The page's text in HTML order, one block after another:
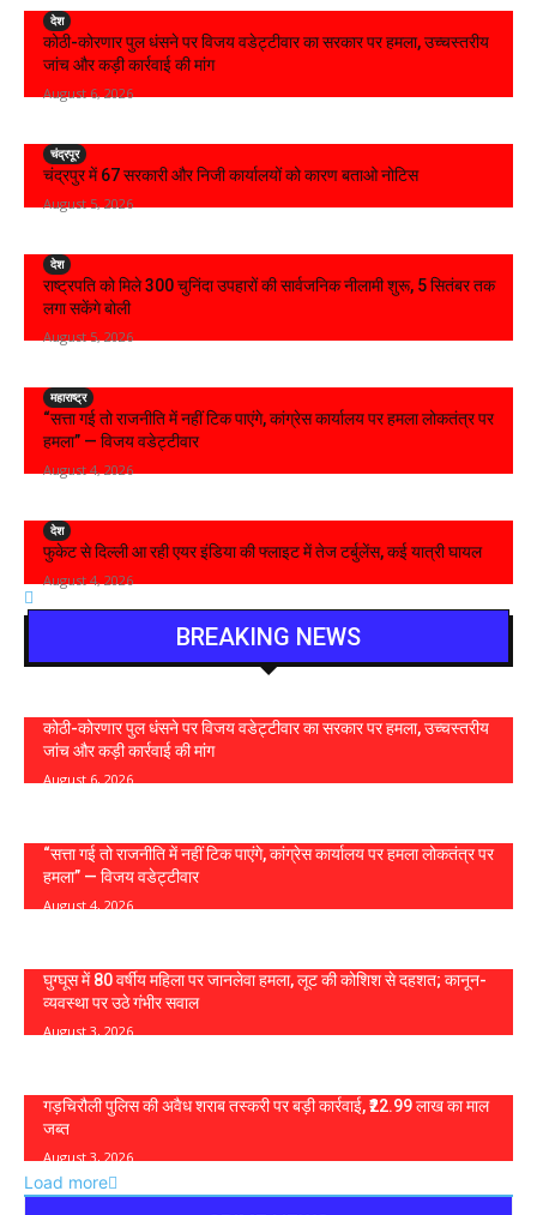
देश
कोठी-कोरणार पुल धंसने पर विजय वडेट्टीवार का सरकार पर हमला, उच्चस्तरीय
जांच और कड़ी कार्रवाई की मांग
August 6, 2026
चंद्रपूर
चंद्रपुर में 67 सरकारी और निजी कार्यालयों को कारण बताओ नोटिस
August 5, 2026
देश
राष्ट्रपति को मिले 300 चुनिंदा उपहारों की सार्वजनिक नीलामी शुरू, 5 सितंबर तक
लगा सकेंगे बोली
August 5, 2026
महाराष्ट्र
“सत्ता गई तो राजनीति में नहीं टिक पाएंगे, कांग्रेस कार्यालय पर हमला लोकतंत्र पर
हमला” — विजय वडेट्टीवार
August 4, 2026
देश
फुकेट से दिल्ली आ रही एयर इंडिया की फ्लाइट में तेज टर्बुलेंस, कई यात्री घायल
August 4, 2026
BREAKING NEWS
कोठी-कोरणार पुल धंसने पर विजय वडेट्टीवार का सरकार पर हमला, उच्चस्तरीय
जांच और कड़ी कार्रवाई की मांग
August 6, 2026
“सत्ता गई तो राजनीति में नहीं टिक पाएंगे, कांग्रेस कार्यालय पर हमला लोकतंत्र पर
हमला” — विजय वडेट्टीवार
August 4, 2026
घुग्घूस में 80 वर्षीय महिला पर जानलेवा हमला, लूट की कोशिश से दहशत; कानून-
व्यवस्था पर उठे गंभीर सवाल
August 3, 2026
गड़चिरौली पुलिस की अवैध शराब तस्करी पर बड़ी कार्रवाई, ₹22.99 लाख का माल
जब्त
August 3, 2026
Load more